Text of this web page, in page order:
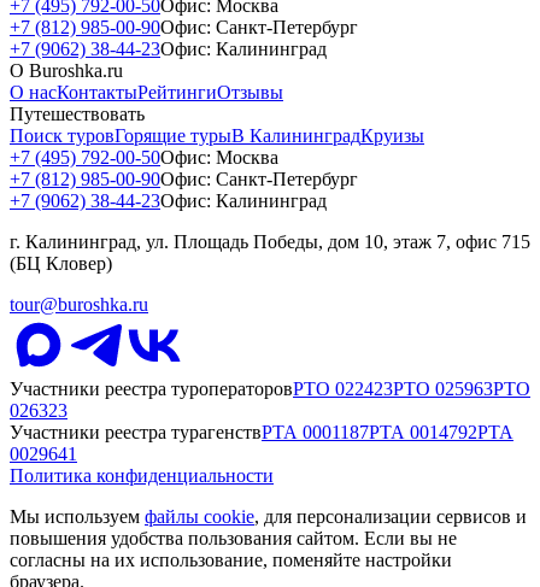
+7 (495) 792-00-50Офис: Москва
+7 (812) 985-00-90Офис: Санкт-Петербург
+7 (9062) 38-44-23Офис: Калининград
О Buroshka.ru
О насКонтактыРейтингиОтзывы
Путешествовать
Поиск туровГорящие турыВ КалининградКруизы
+7 (495) 792-00-50Офис: Москва
+7 (812) 985-00-90Офис: Санкт-Петербург
+7 (9062) 38-44-23Офис: Калининград
г. Калининград, ул. Площадь Победы, дом 10, этаж 7, офис 715
(БЦ Кловер)
tour@buroshka.ru
Участники реестра туроператоровРТО 022423РТО 025963РТО
026323
Участники реестра турагенствРТА 0001187РТА 0014792РТА
0029641
Политика конфиденциальности
Мы используем файлы cookie, для персонализации сервисов и
повышения удобства пользования сайтом. Если вы не
согласны на их использование, поменяйте настройки
браузера.